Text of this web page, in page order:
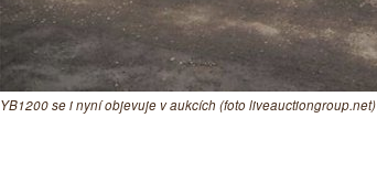
YB1200 se i nyní objevuje v aukcích (foto liveauctiongroup.net)